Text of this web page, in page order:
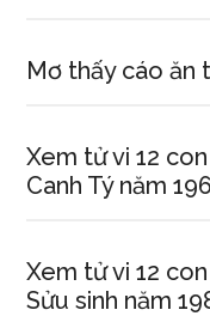
Mơ thấy cáo ăn
Xem tử vi 12
Canh Tý năm
Xem tử vi 12
Sửu sinh năm